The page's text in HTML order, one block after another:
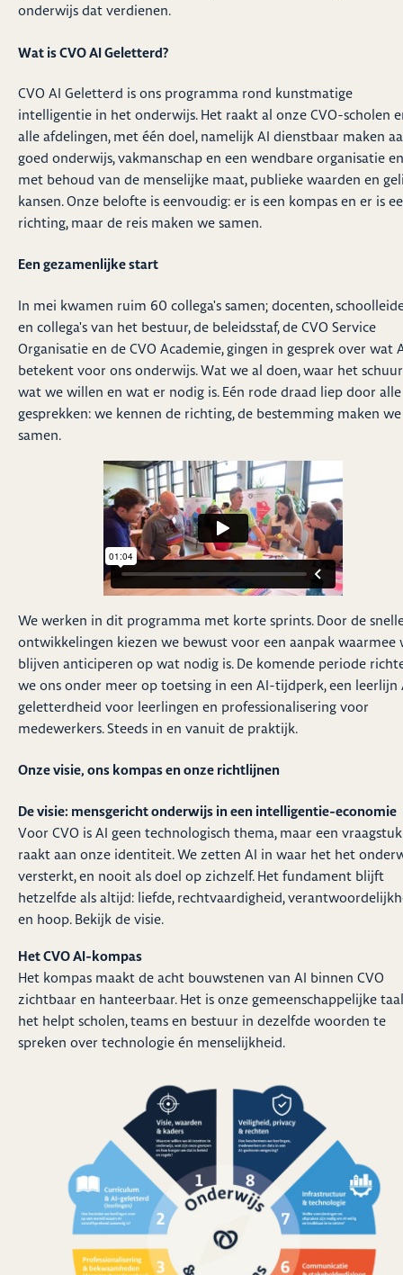
onderwijs dat verdienen.
Wat is CVO AI Geletterd?
CVO AI Geletterd is ons programma rond kunstmatige
intelligentie in het onderwijs. Het raakt al onze CVO-scholen
alle afdelingen, met één doel, namelijk AI dienstbaar maken
goed onderwijs, vakmanschap en een wendbare organisatie en
met behoud van de menselijke maat, publieke waarden en
kansen. Onze belofte is eenvoudig: er is een kompas en er is
richting, maar de reis maken we samen.
Een gezamenlijke start
In mei kwamen ruim 60 collega's samen; docenten,
en collega's van het bestuur, de beleidsstaf, de CVO Service
Organisatie en de CVO Academie, gingen in gesprek over wat
betekent voor ons onderwijs. Wat we al doen, waar het
wat we willen en wat er nodig is. Eén rode draad liep door alle
gesprekken: we kennen de richting, de bestemming maken we
samen.
We werken in dit programma met korte sprints. Door de
ontwikkelingen kiezen we bewust voor een aanpak waarmee
blijven anticiperen op wat nodig is. De komende periode
we ons onder meer op toetsing in een AI-tijdperk, een leerlijn
geletterdheid voor leerlingen en professionalisering voor
medewerkers. Steeds in en vanuit de praktijk.
Onze visie, ons kompas en onze richtlijnen
De visie: mensgericht onderwijs in een intelligentie-economie
Voor CVO is AI geen technologisch thema, maar een
raakt aan onze identiteit. We zetten AI in waar het het
versterkt, en nooit als doel op zichzelf. Het fundament blijft
hetzelfde als altijd: liefde, rechtvaardigheid,
en hoop. Bekijk de visie.
Het CVO AI-kompas
Het kompas maakt de acht bouwstenen van AI binnen CVO
zichtbaar en hanteerbaar. Het is onze gemeenschappelijke
het helpt scholen, teams en bestuur in dezelfde woorden te
spreken over technologie én menselijkheid.